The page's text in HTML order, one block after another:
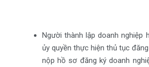
Người thành lập doanh nghiệp
ủy quyền thực hiện thủ tục
nộp hồ sơ đăng ký doanh